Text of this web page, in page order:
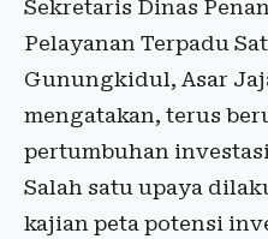
Sekretaris Dinas
Pelayanan Terpadu
Gunungkidul, Asar
mengatakan, terus
pertumbuhan
Salah satu upaya
kajian peta potensi